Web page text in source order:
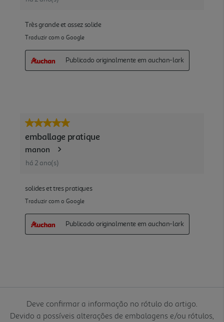
Deve confirmar a informação no rótulo do artigo.
Devido a possíveis alterações de embalagens e/ou rótulos,